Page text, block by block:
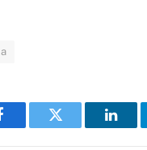
Twitter